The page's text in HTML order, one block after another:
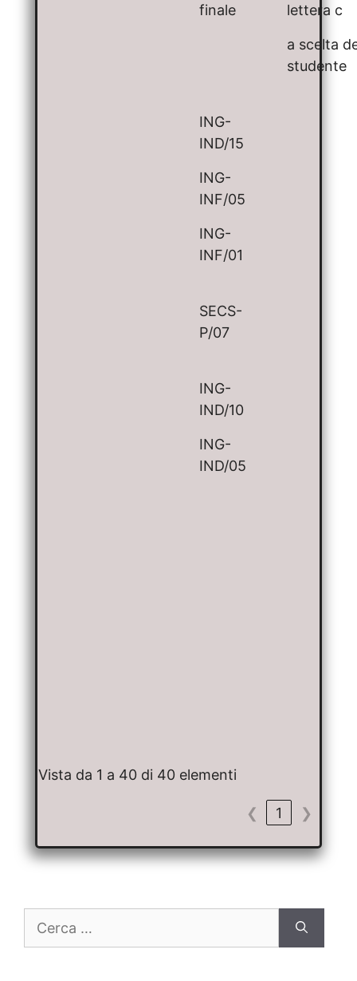
finale lettera c
a scelta
studente
ING-
IND/15
ING-
INF/05
ING-
INF/01
SECS-
P/07
ING-
IND/10
ING-
IND/05
Vista da 1 a 40 di 40 elementi
❮ 1 ❯